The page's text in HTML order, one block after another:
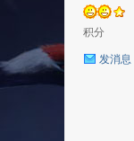
积分
发消息